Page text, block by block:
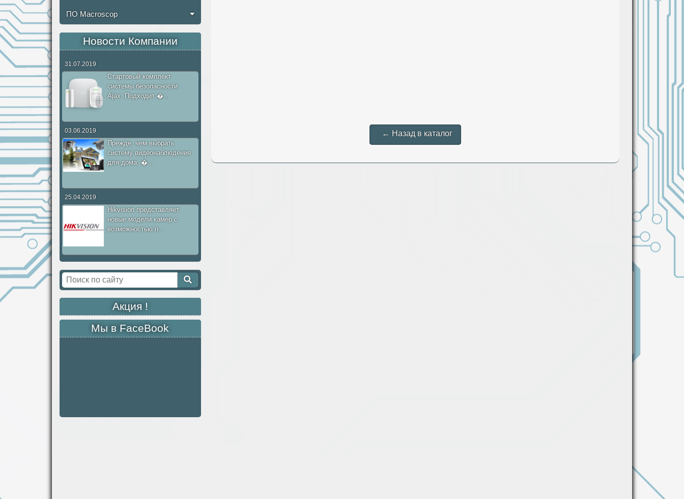
ПО Macroscop
Новости Компании
31.07.2019
Стартовый комплект
системы безопасности
Ajax. Подходит �...
03.06.2019
Прежде, чем выбрать
систему видеонаблюдения
для дома, �...
25.04.2019
Hikvision представляет
новые модели камер с
возможностью п...
Акция !
Мы в FaceBook
← Назад в каталог